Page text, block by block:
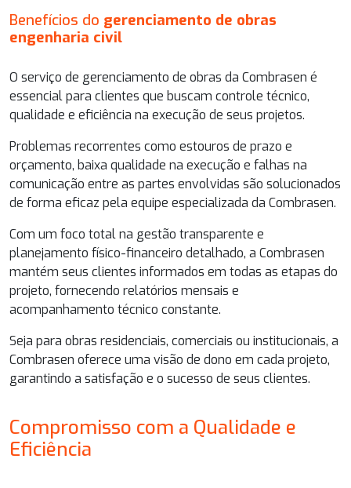
Benefícios do gerenciamento de obras
engenharia civil
O serviço de gerenciamento de obras da Combrasen é
essencial para clientes que buscam controle técnico,
qualidade e eficiência na execução de seus projetos.
Problemas recorrentes como estouros de prazo e
orçamento, baixa qualidade na execução e falhas na
comunicação entre as partes envolvidas são solucionados
de forma eficaz pela equipe especializada da Combrasen.
Com um foco total na gestão transparente e
planejamento físico-financeiro detalhado, a Combrasen
mantém seus clientes informados em todas as etapas do
projeto, fornecendo relatórios mensais e
acompanhamento técnico constante.
Seja para obras residenciais, comerciais ou institucionais, a
Combrasen oferece uma visão de dono em cada projeto,
garantindo a satisfação e o sucesso de seus clientes.
Compromisso com a Qualidade e
Eficiência